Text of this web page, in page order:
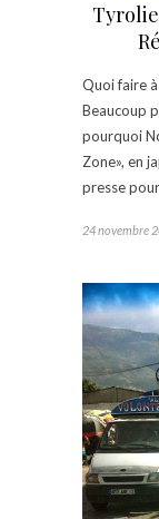
Quoi faire
Beaucoup
pourquoi
Zone», en
presse
24 novembre